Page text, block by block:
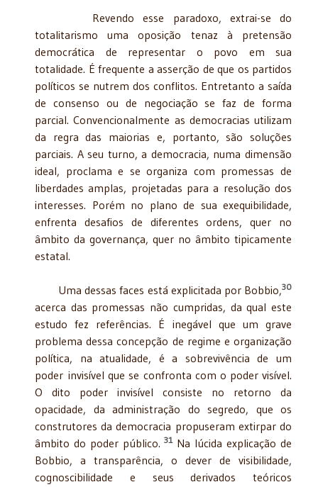
Revendo esse paradoxo, extrai-se do
totalitarismo uma oposição tenaz à pretensão
democrática de representar o povo em sua
totalidade. É frequente a asserção de que os partidos
políticos se nutrem dos conflitos. Entretanto a saída
de consenso ou de negociação se faz de forma
parcial. Convencionalmente as democracias utilizam
da regra das maiorias e, portanto, são soluções
parciais. A seu turno, a democracia, numa dimensão
ideal, proclama e se organiza com promessas de
liberdades amplas, projetadas para a resolução dos
interesses. Porém no plano de sua exequibilidade,
enfrenta desafios de diferentes ordens, quer no
âmbito da governança, quer no âmbito tipicamente
estatal.
Uma dessas faces está explicitada por Bobbio,30
acerca das promessas não cumpridas, da qual este
estudo fez referências. É inegável que um grave
problema dessa concepção de regime e organização
política, na atualidade, é a sobrevivência de um
poder invisível que se confronta com o poder visível.
O dito poder invisível consiste no retorno da
opacidade, da administração do segredo, que os
construtores da democracia propuseram extirpar do
âmbito do poder público. 31Na lúcida explicação de
Bobbio, a transparência, o dever de visibilidade,
cognoscibilidade e seus derivados teóricos